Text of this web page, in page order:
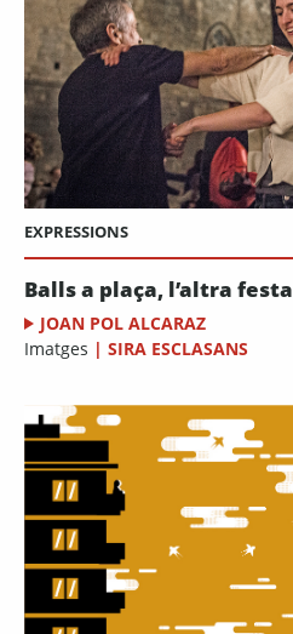
EXPRESSIONS
Balls a plaça, l’altra festa
JOAN POL ALCARAZ
Imatges | SIRA ESCLASANS